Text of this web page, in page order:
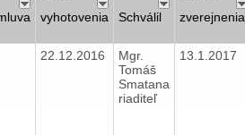
vyhotovenia
Schválil
zverejnenia
22.12.2016
Mgr.
Tomáš
Smatana
riaditeľ
13.1.2017